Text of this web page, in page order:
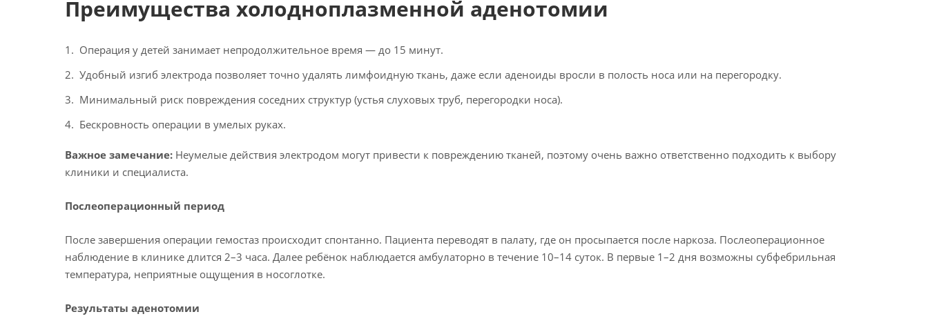
Преимущества холодноплазменной аденотомии
Операция у детей занимает непродолжительное время — до 15 минут.
Удобный изгиб электрода позволяет точно удалять лимфоидную ткань, даже если аденоиды вросли в полость носа или на перегородку.
Минимальный риск повреждения соседних структур (устья слуховых труб, перегородки носа).
Бескровность операции в умелых руках.
Важное замечание: Неумелые действия электродом могут привести к повреждению тканей, поэтому очень важно ответственно подходить к выбору
клиники и специалиста.
Послеоперационный период
После завершения операции гемостаз происходит спонтанно. Пациента переводят в палату, где он просыпается после наркоза. Послеоперационное
наблюдение в клинике длится 2–3 часа. Далее ребёнок наблюдается амбулаторно в течение 10–14 суток. В первые 1–2 дня возможны субфебрильная
температура, неприятные ощущения в носоглотке.
Результаты аденотомии